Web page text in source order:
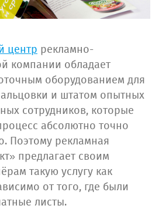
центр рекламно-
компании обладает
оборудованием для
и штатом опытных
сотрудников, которые
абсолютно точно
Поэтому рекламная
предлагает своим
такую услугу как
от того, где были
листы.